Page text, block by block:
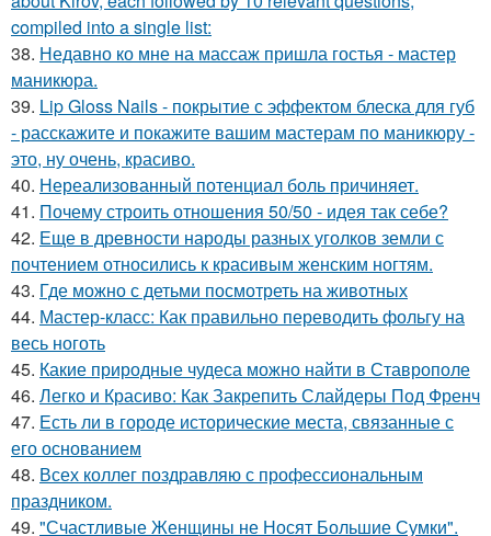
compiled into a single list:
38. Недавно ко мне на массаж пришла гостья - мастер
маникюра.
39. Lip Gloss Nails - покрытие с эффектом блеска для губ
- расскажите и покажите вашим мастерам по маникюру -
это, ну очень, красиво.
40. Нереализованный потенциал боль причиняет.
41. Почему строить отношения 50/50 - идея так себе?
42. Еще в древности народы разных уголков земли с
почтением относились к красивым женским ногтям.
43. Где можно с детьми посмотреть на животных
44. Мастер-класс: Как правильно переводить фольгу на
весь ноготь
45. Какие природные чудеса можно найти в Ставрополе
46. Легко и Красиво: Как Закрепить Слайдеры Под Френч
47. Есть ли в городе исторические места, связанные с
его основанием
48. Всех коллег поздравляю с профессиональным
праздником.
49. "Счастливые Женщины не Носят Большие Сумки".